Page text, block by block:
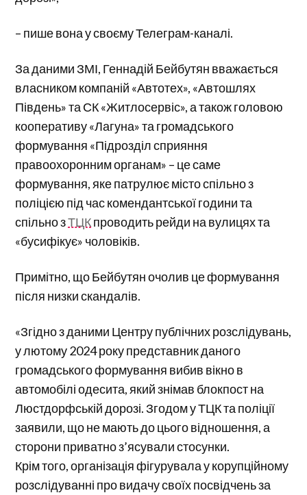
– пише вона у своєму Телеграм-каналі.
За даними ЗМІ, Геннадій Бейбутян вважається
власником компаній «Автотех», «Автошлях
Південь» та СК «Житлосервіс», а також головою
кооперативу «Лагуна» та громадського
формування «Підрозділ сприяння
правоохоронним органам» – це саме
формування, яке патрулює місто спільно з
поліцією під час комендантської години та
спільно зТЦКпроводить рейди на вулицях та
«бусифікує» чоловіків.
Примітно, що Бейбутян очолив це формування
після низки скандалів.
«Згідно з даними Центру публічних розслідувань,
у лютому 2024 року представник даного
громадського формування вибив вікно в
автомобілі одесита, який знімав блокпост на
Люстдорфській дорозі. Згодом у ТЦК та поліції
заявили, що не мають до цього відношення, а
сторони приватно з’ясували стосунки.
Крім того, організація фігурувала у корупційному
розслідуванні про видачу своїх посвідчень за